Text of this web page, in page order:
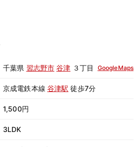
千葉県 習志野市 谷津 ３丁目 GoogleMaps
京成電鉄本線 谷津駅 徒歩7分
1,500円
3LDK